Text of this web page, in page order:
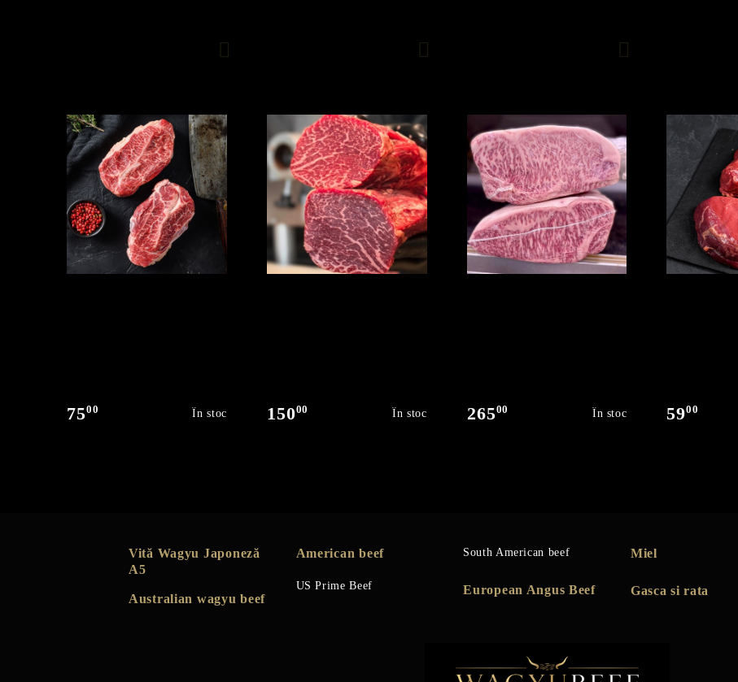
7500 În stoc 15000 În stoc 26500 În stoc 5900
Vită Wagyu Japoneză
A5
Australian wagyu beef
American beef
US Prime Beef
South American beef
European Angus Beef
Miel
Gasca si rata